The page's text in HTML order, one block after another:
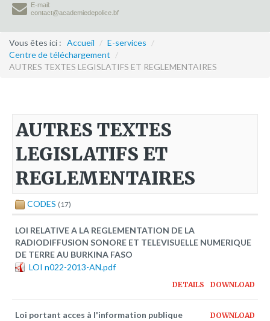
Formation continue
Partenariats
bulletins électroniques d'information
Avec la Fondation Hanns Seidel
Activités Hanns Seidel
Activités
Publications à télécharger
Plateforme pédagogique
E-mail:
contact@academiedepolice.bf
Vous êtes ici : Accueil / E-services /
Centre de téléchargement /
AUTRES TEXTES LEGISLATIFS ET REGLEMENTAIRES
AUTRES TEXTES
LEGISLATIFS ET
REGLEMENTAIRES
CODES (17)
LOI RELATIVE A LA REGLEMENTATION DE LA
RADIODIFFUSION SONORE ET TELEVISUELLE NUMERIQUE
DE TERRE AU BURKINA FASO
LOI n022-2013-AN.pdf
DOWNLOAD
DETAILS
Loi portant acces à l'information publique
DOWNLOAD